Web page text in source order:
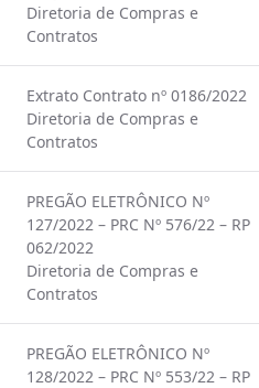
Diretoria de Compras e
Contratos
Extrato Contrato nº 0186/2022
Diretoria de Compras e
Contratos
PREGÃO ELETRÔNICO Nº
127/2022 – PRC Nº 576/22 – RP
062/2022
Diretoria de Compras e
Contratos
PREGÃO ELETRÔNICO Nº
128/2022 – PRC Nº 553/22 – RP